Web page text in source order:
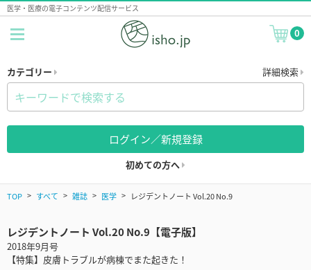
医学・医療の電子コンテンツ配信サービス
0
カテゴリー 詳細検索
ログイン／新規登録
初めての方へ
TOP すべて 雑誌 医学 レジデントノート Vol.20 No.9
レジデントノート Vol.20 No.9【電子版】
2018年9月号
【特集】皮膚トラブルが病棟でまた起きた！